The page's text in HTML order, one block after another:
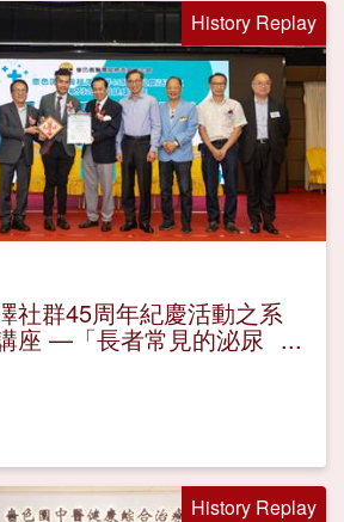
History Replay
社群45周年紀慶活動之系
座 —「長者常見的泌尿
History Replay